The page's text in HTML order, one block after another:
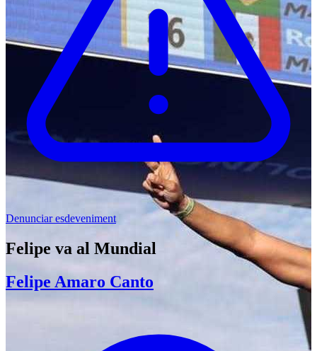
Denunciar esdeveniment
Felipe va al Mundial
Felipe Amaro Canto